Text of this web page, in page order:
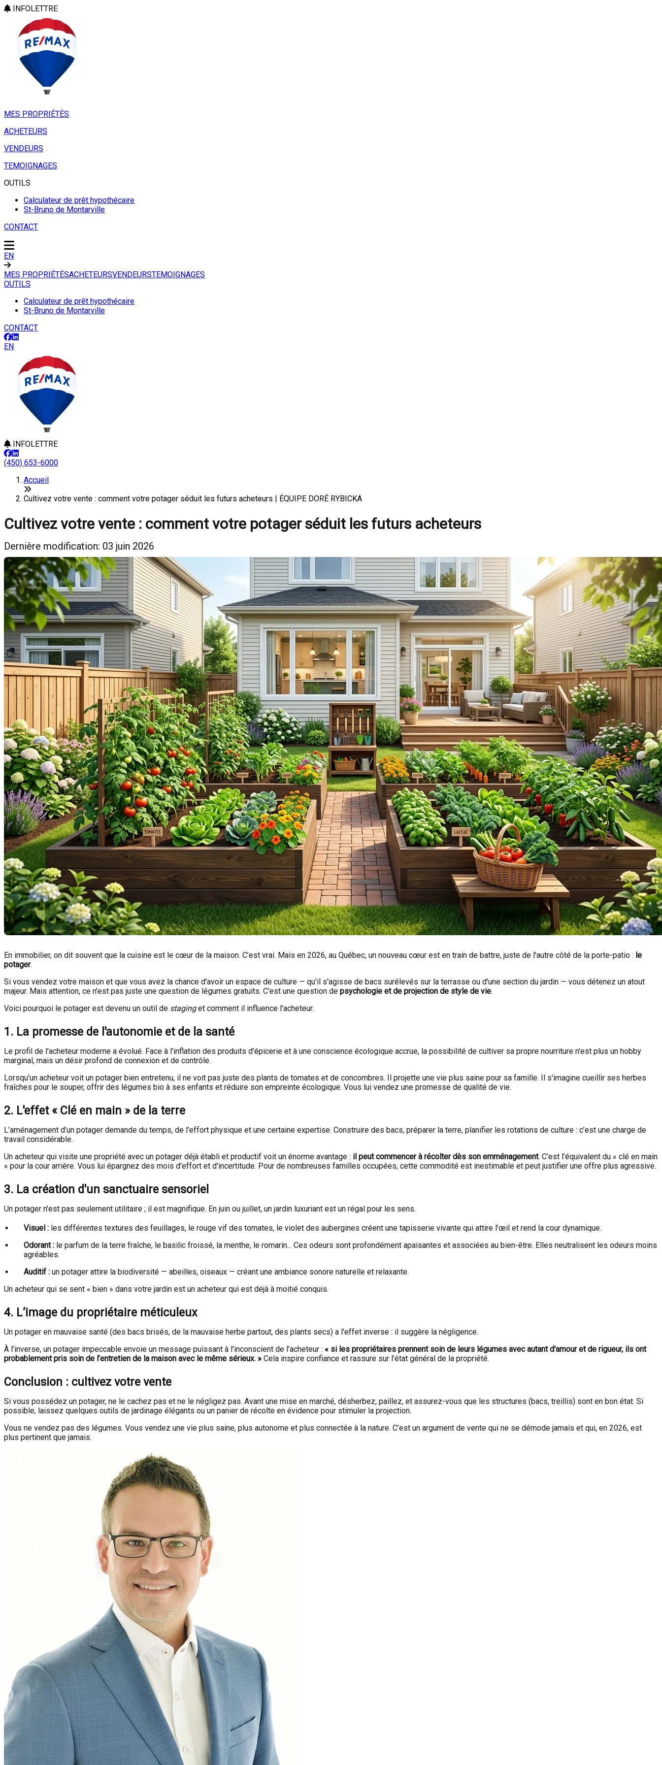
INFOLETTRE
MES PROPRIÉTÉS
ACHETEURS
VENDEURS
TEMOIGNAGES
OUTILS
Calculateur de prêt hypothécaire
St-Bruno de Montarville
CONTACT
EN
MES PROPRIÉTÉSACHETEURSVENDEURSTEMOIGNAGES
OUTILS
Calculateur de prêt hypothécaire
St-Bruno de Montarville
CONTACT
EN
INFOLETTRE
(450) 653-6000
Accueil
Cultivez votre vente : comment votre potager séduit les futurs acheteurs | ÉQUIPE DORÉ RYBICKA
Cultivez votre vente : comment votre potager séduit les futurs acheteurs
Dernière modification: 03 juin 2026
En immobilier, on dit souvent que la cuisine est le cœur de la maison. C’est vrai. Mais en 2026, au Québec, un nouveau cœur est en train de battre, juste de l'autre côté de la porte-patio : le
potager.
Si vous vendez votre maison et que vous avez la chance d'avoir un espace de culture — qu'il s'agisse de bacs surélevés sur la terrasse ou d'une section du jardin — vous détenez un atout
majeur. Mais attention, ce n'est pas juste une question de légumes gratuits. C'est une question de psychologie et de projection de style de vie.
Voici pourquoi le potager est devenu un outil de staginget comment il influence l'acheteur.
1. La promesse de l'autonomie et de la santé
Le profil de l'acheteur moderne a évolué. Face à l'inflation des produits d'épicerie et à une conscience écologique accrue, la possibilité de cultiver sa propre nourriture n'est plus un hobby
marginal, mais un désir profond de connexion et de contrôle.
Lorsqu'un acheteur voit un potager bien entretenu, il ne voit pas juste des plants de tomates et de concombres. Il projette une vie plus saine pour sa famille. Il s'imagine cueillir ses herbes
fraîches pour le souper, offrir des légumes bio à ses enfants et réduire son empreinte écologique. Vous lui vendez une promesse de qualité de vie.
2. L'effet « Clé en main » de la terre
L’aménagement d’un potager demande du temps, de l'effort physique et une certaine expertise. Construire des bacs, préparer la terre, planifier les rotations de culture : c’est une charge de
travail considérable.
Un acheteur qui visite une propriété avec un potager déjà établi et productif voit un énorme avantage : il peut commencer à récolter dès son emménagement. C’est l’équivalent du « clé en main
» pour la cour arrière. Vous lui épargnez des mois d'effort et d'incertitude. Pour de nombreuses familles occupées, cette commodité est inestimable et peut justifier une offre plus agressive.
3. La création d'un sanctuaire sensoriel
Un potager n'est pas seulement utilitaire ; il est magnifique. En juin ou juillet, un jardin luxuriant est un régal pour les sens.
Visuel : les différentes textures des feuillages, le rouge vif des tomates, le violet des aubergines créent une tapisserie vivante qui attire l’œil et rend la cour dynamique.
Odorant : le parfum de la terre fraîche, le basilic froissé, la menthe, le romarin... Ces odeurs sont profondément apaisantes et associées au bien-être. Elles neutralisent les odeurs moins
agréables.
Auditif : un potager attire la biodiversité — abeilles, oiseaux — créant une ambiance sonore naturelle et relaxante.
Un acheteur qui se sent « bien » dans votre jardin est un acheteur qui est déjà à moitié conquis.
4. L’image du propriétaire méticuleux
Un potager en mauvaise santé (des bacs brisés, de la mauvaise herbe partout, des plants secs) a l'effet inverse : il suggère la négligence.
À l’inverse, un potager impeccable envoie un message puissant à l'inconscient de l'acheteur : « si les propriétaires prennent soin de leurs légumes avec autant d'amour et de rigueur, ils ont
probablement pris soin de l’entretien de la maison avec le même sérieux. » Cela inspire confiance et rassure sur l’état général de la propriété.
Conclusion : cultivez votre vente
Si vous possédez un potager, ne le cachez pas et ne le négligez pas. Avant une mise en marché, désherbez, paillez, et assurez-vous que les structures (bacs, treillis) sont en bon état. Si
possible, laissez quelques outils de jardinage élégants ou un panier de récolte en évidence pour stimuler la projection.
Vous ne vendez pas des légumes. Vous vendez une vie plus saine, plus autonome et plus connectée à la nature. C’est un argument de vente qui ne se démode jamais et qui, en 2026, est
plus pertinent que jamais.